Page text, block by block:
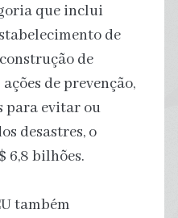
que inclui
de
de
de prevenção,
para evitar ou
desastres, o
6,8 bilhões.
também